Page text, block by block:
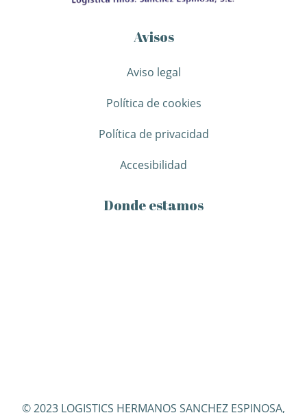
Avisos
Aviso legal
Política de cookies
Política de privacidad
Accesibilidad
Donde estamos
© 2023 LOGISTICS HERMANOS SANCHEZ ESPINOSA,